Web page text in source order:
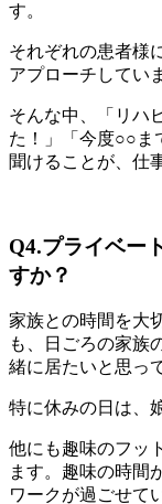
す。
それぞれの患者様
アプローチしてい
そんな中、「リハ
た！」「今度○○ま
聞けることが、仕
Q4.プライベー
すか？
家族との時間を大
も、日ごろの家族
緒に居たいと思っ
特に休みの日は、
他にも趣味のフッ
ます。趣味の時間
ワークが過ごせて